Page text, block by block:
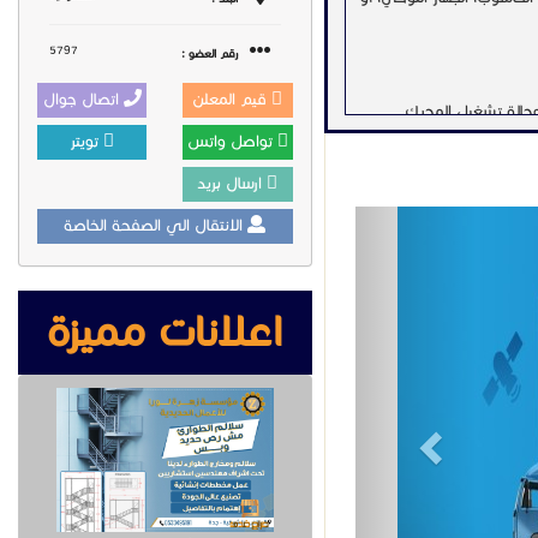
تشغيل المحرك.
رقم العضو : 5797
قيم المعلن اتصال جوال
تواصل واتس تويتر
ارسال بريد
الانتقال الي الصفحة الخاصة
اعلانات مميزة